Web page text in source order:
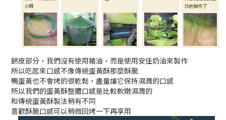
餅皮部分，我們沒有使用豬油，而是使用安佳奶油來製作
所以吃起來口感不像傳統蛋黃酥那麼酥脆
鴨蛋黃也不會烤的很乾鬆，盡量讓它保持濕潤的口感
所以我們的蛋黃酥整體口感是比較軟嫩濕潤的
和傳統蛋黃酥製法稍有不同
喜歡酥脆口感可以稍微回烤一下再享用